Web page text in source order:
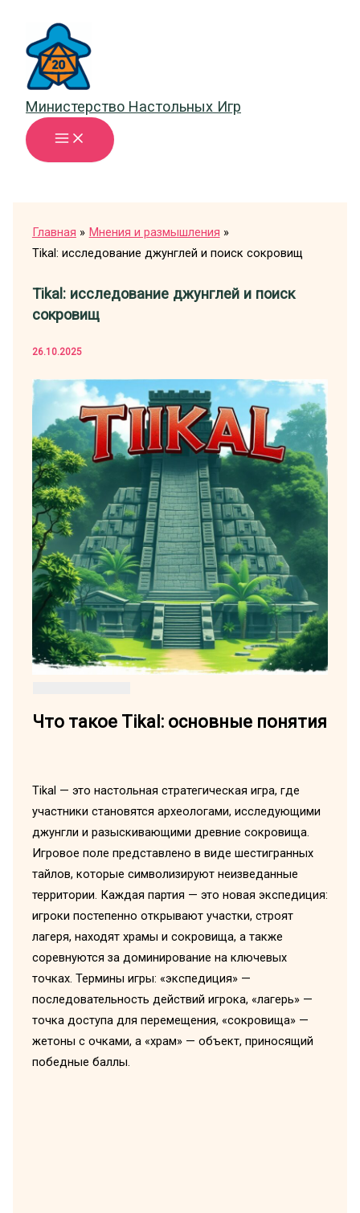
содержимому
Министерство Настольных Игр
Главная
Мнения и размышления
Tikal: исследование джунглей и поиск сокровищ
Tikal: исследование джунглей и поиск
сокровищ
26.10.2025
Что такое Tikal: основные понятия
Tikal — это настольная стратегическая игра, где
участники становятся археологами, исследующими
джунгли и разыскивающими древние сокровища.
Игровое поле представлено в виде шестигранных
тайлов, которые символизируют неизведанные
территории. Каждая партия — это новая экспедиция:
игроки постепенно открывают участки, строят
лагеря, находят храмы и сокровища, а также
соревнуются за доминирование на ключевых
точках. Термины игры: «экспедиция» —
последовательность действий игрока, «лагерь» —
точка доступа для перемещения, «сокровища» —
жетоны с очками, а «храм» — объект, приносящий
победные баллы.